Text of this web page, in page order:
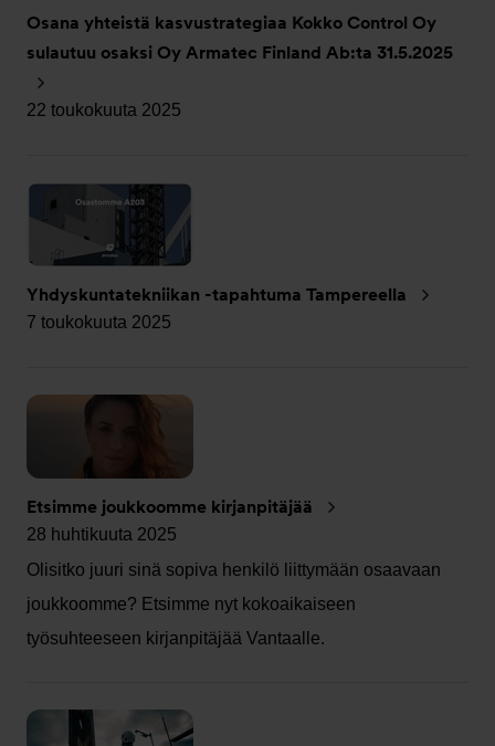
Osana yhteistä kasvustrategiaa Kokko Control Oy
sulautuu osaksi Oy Armatec Finland Ab:ta 31.5.2025
22 toukokuuta 2025
Yhdyskuntatekniikan -tapahtuma Tampereella
7 toukokuuta 2025
Etsimme joukkoomme kirjanpitäjää
28 huhtikuuta 2025
Olisitko juuri sinä sopiva henkilö liittymään osaavaan
joukkoomme? Etsimme nyt kokoaikaiseen
työsuhteeseen kirjanpitäjää Vantaalle.